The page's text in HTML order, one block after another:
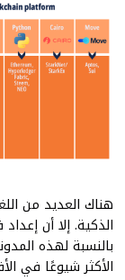
هناك العديد من
الذكية. إلا أن
بالنسبة لهذه
الأكثر شيوعًا في